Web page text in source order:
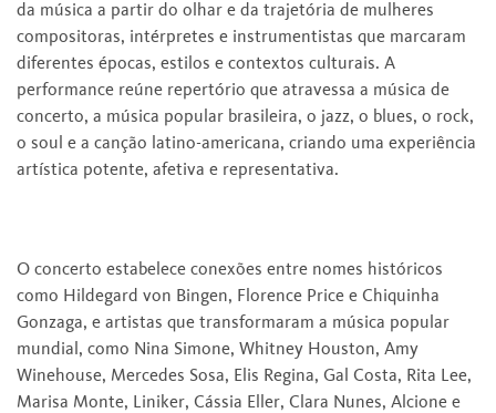
da música a partir do olhar e da trajetória de mulheres
compositoras, intérpretes e instrumentistas que marcaram
diferentes épocas, estilos e contextos culturais. A
performance reúne repertório que atravessa a música de
concerto, a música popular brasileira, o jazz, o blues, o rock,
o soul e a canção latino-americana, criando uma experiência
artística potente, afetiva e representativa.
O concerto estabelece conexões entre nomes históricos
como Hildegard von Bingen, Florence Price e Chiquinha
Gonzaga, e artistas que transformaram a música popular
mundial, como Nina Simone, Whitney Houston, Amy
Winehouse, Mercedes Sosa, Elis Regina, Gal Costa, Rita Lee,
Marisa Monte, Liniker, Cássia Eller, Clara Nunes, Alcione e